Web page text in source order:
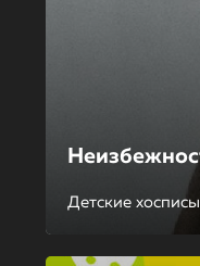
Детские хосписы